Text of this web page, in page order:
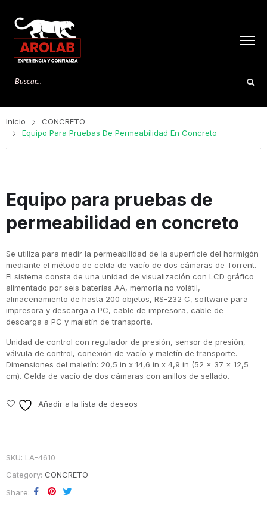
Inicio
CONCRETO
Equipo Para Pruebas De Permeabilidad En Concreto
Equipo para pruebas de
permeabilidad en concreto
Se utiliza para medir la permeabilidad de la superficie del hormigón
mediante el método de celda de vacío de dos cámaras de Torrent.
El sistema consta de una unidad de visualización con LCD gráfico
alimentado por seis baterías AA, memoria no volátil,
almacenamiento de hasta 200 objetos, RS-232 C, software para
impresora y descarga a PC, cable de impresora, cable de
descarga a PC y maletín de transporte.
Unidad de control con regulador de presión, sensor de presión,
válvula de control, conexión de vacío y maletín de transporte.
Dimensiones del maletín: 20,5 in x 14,6 in x 4,9 in (52 x 37 x 12,5
cm). Celda de vacío de dos cámaras con anillos de sellado.
Añadir a la lista de deseos
SKU: LA-4610
Category: CONCRETO
Share